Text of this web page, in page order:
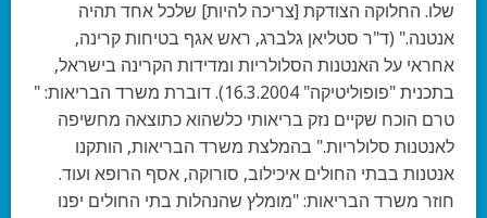
שלו. החלוקה הצודקת [צריכה להיות] שלכל אחד תהיה
אנטנה." (ד"ר סטליאן גלברג, ראש אגף בטיחות קרינה,
אחראי על האנטנות הסלולריות ומדידות הקרינה בישראל,
בתכנית "פופוליטיקה" 16.3.2004). דוברת משרד הבריאות: "
טרם הוכח שקיים נזק בריאותי כלשהוא כתוצאה מחשיפה
לאנטנות סלולריות." בהמלצת משרד הבריאות, הותקנו
אנטנות בבתי החולים איכילוב, סורוקה, אסף הרופא ועוד.
חוזר משרד הבריאות: "מומלץ שהנהלות בתי החולים יפנו